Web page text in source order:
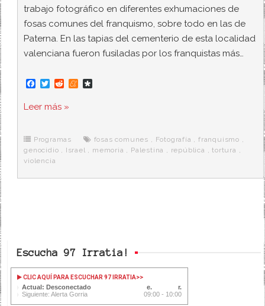
trabajo fotográfico en diferentes exhumaciones de
fosas comunes del franquismo, sobre todo en las de
Paterna. En las tapias del cementerio de esta localidad
valenciana fueron fusiladas por los franquistas más…
F
c
e
o
k
T
i
t
r
R
d
M
e
r
a
Leer más »
Programas fosas comunes , Fotografía , franquismo ,
genocidio , Israel , memoria , Palestina , república ,tortura ,
violencia
Escucha 97 Irratia!
CLIC AQUÍ PARA ESCUCHAR 97 IRRATIA>>
Actual: Desconectado
Siguiente: Alerta Gorria
09:00 - 10:00